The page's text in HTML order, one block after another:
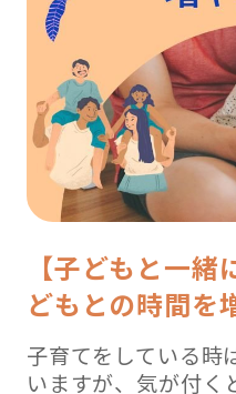
【子どもと一
どもとの時間を
子育てをしている時
いますが、気が付く